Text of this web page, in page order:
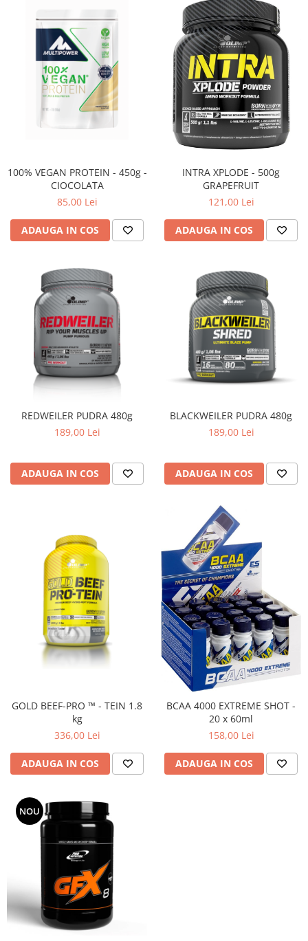
100% VEGAN PROTEIN - 450g -
CIOCOLATA
85,00 Lei
ADAUGA IN COS
INTRA XPLODE - 500g
GRAPEFRUIT
121,00 Lei
ADAUGA IN COS
REDWEILER PUDRA 480g
189,00 Lei
ADAUGA IN COS
BLACKWEILER PUDRA 480g
189,00 Lei
ADAUGA IN COS
GOLD BEEF-PRO ™ - TEIN 1.8
kg
336,00 Lei
ADAUGA IN COS
BCAA 4000 EXTREME SHOT -
20 x 60ml
158,00 Lei
ADAUGA IN COS
NOU